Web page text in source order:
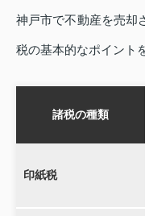
神戸市で不動産を売却
税の基本的なポイント
諸税の種類
印紙税